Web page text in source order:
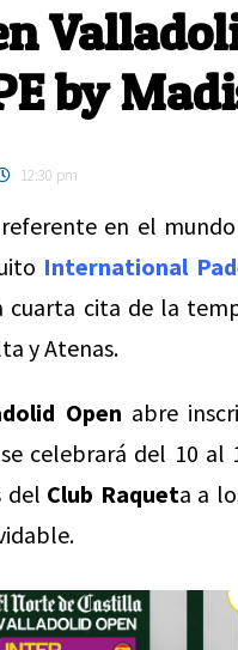
by
12:30 pm
en el
International
cuarta cita de la
y Atenas.
Open abre
celebrará del 10
del Club Raqueta a